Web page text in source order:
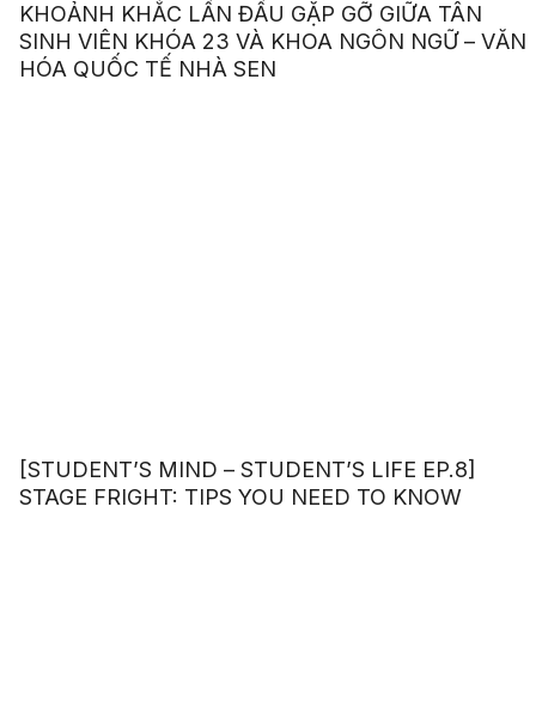
KHOẢNH KHẮC LẦN ĐẦU GẶP GỠ GIỮA TÂN
SINH VIÊN KHÓA 23 VÀ KHOA NGÔN NGỮ – VĂN
HÓA QUỐC TẾ NHÀ SEN
[STUDENT’S MIND – STUDENT’S LIFE EP.8]
STAGE FRIGHT: TIPS YOU NEED TO KNOW